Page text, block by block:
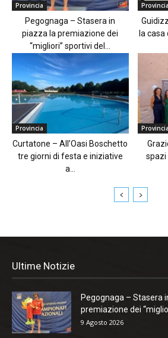
Provincia
Pegognaga – Stasera in
piazza la premiazione dei
“migliori” sportivi del...
Provincia
la
Provincia
Curtatone – All’Oasi Boschetto
tre giorni di festa e iniziative
a...
Provincia
spazi
Ultime Notizie
Pegognaga – Stasera
premiazione dei
9 Agosto 2026